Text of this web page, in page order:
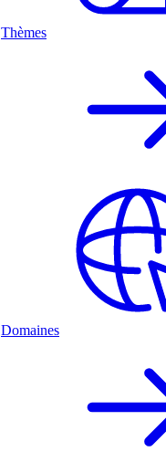
Thèmes
Domaines